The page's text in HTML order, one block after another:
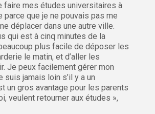
faire mes études universitaires à
parce que je ne pouvais pas me
déplacer dans une autre ville.
qui est à cinq minutes de la
plus facile de déposer les
le matin, et d’aller les
Je peux facilement gérer mon
suis jamais loin s’il y a un
un gros avantage pour les parents
veulent retourner aux études »,